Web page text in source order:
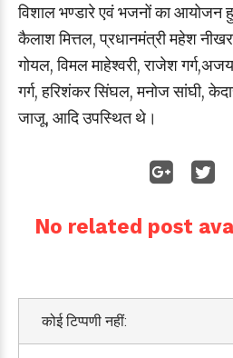
विशाल भण्डारे एवं भजनों का
कैलाश मित्तल, प्रधानमंत्री महेश
गोयल, विमल माहेश्वरी, राजेश
गर्ग, हरिशंकर सिंघल, मनोज सांघी,
जाजू, आदि उपस्थित थे।
No related post
कोई टिप्पणी नहीं: